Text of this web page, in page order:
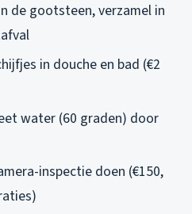
de gootsteen, verzamel in
in douche en bad (€2
water (60 graden) door
inspectie doen (€150,